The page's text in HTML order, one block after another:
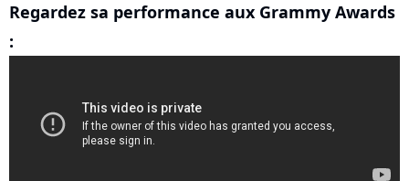
Regardez sa performance aux Grammy Awards
: